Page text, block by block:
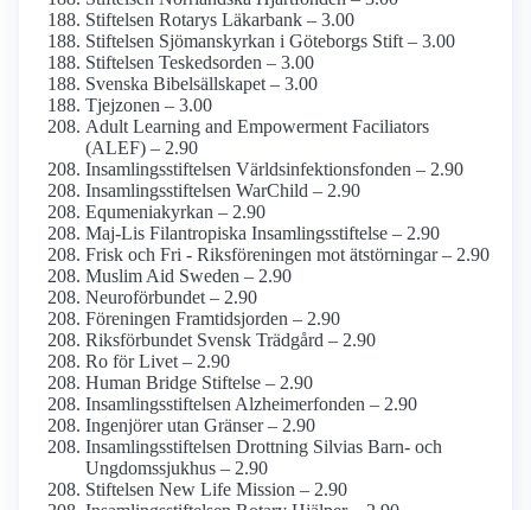
Stiftelsen Rotarys Läkarbank – 3.00
Stiftelsen Sjömanskyrkan i Göteborgs Stift – 3.00
Stiftelsen Teskedsorden – 3.00
Svenska Bibelsällskapet – 3.00
Tjejzonen – 3.00
Adult Learning and Empowerment Faciliators
(ALEF) – 2.90
Insamlings­stiftelsen Världsinfektions­fonden – 2.90
Insamlings­stiftelsen WarChild – 2.90
Equmenia­kyrkan – 2.90
Maj-Lis Filantropiska Insamlings­stiftelse – 2.90
Frisk och Fri - Riksföreningen mot ätstörningar – 2.90
Muslim Aid Sweden – 2.90
Neuro­förbundet – 2.90
Föreningen Framtidsjorden – 2.90
Riksförbundet Svensk Trädgård – 2.90
Ro för Livet – 2.90
Human Bridge Stiftelse – 2.90
Insamlings­stiftelsen Alzheimer­fonden – 2.90
Ingenjörer utan Gränser – 2.90
Insamlings­stiftelsen Drottning Silvias Barn- och
Ungdoms­sjukhus – 2.90
Stiftelsen New Life Mission – 2.90